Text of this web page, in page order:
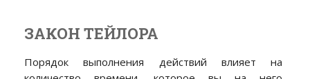
ЗАКОН ТЕЙЛОРА
Порядок выполнения действий влияет на